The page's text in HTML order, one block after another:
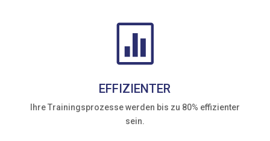

EFFIZIENTER
Ihre Trainingsprozesse werden bis zu 80% effizienter
sein.